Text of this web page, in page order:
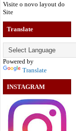
Visite o novo layout do
Site
Translate
Powered by
Translate
INSTAGRAM